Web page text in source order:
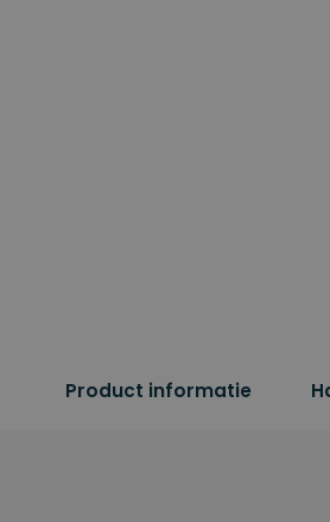
Product informatie